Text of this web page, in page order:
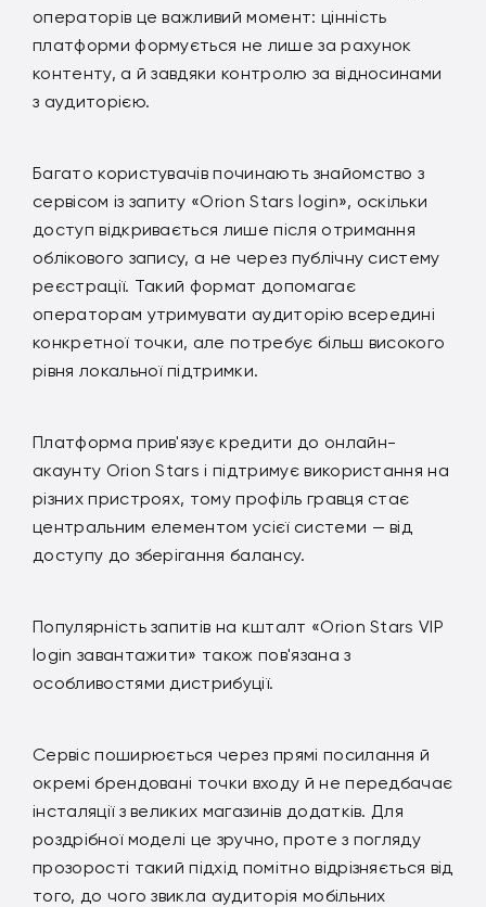
операторів це важливий момент: цінність
платформи формується не лише за рахунок
контенту, а й завдяки контролю за відносинами
з аудиторією.
Багато користувачів починають знайомство з
сервісом із запиту «Orion Stars login», оскільки
доступ відкривається лише після отримання
облікового запису, а не через публічну систему
реєстрації. Такий формат допомагає
операторам утримувати аудиторію всередині
конкретної точки, але потребує більш високого
рівня локальної підтримки.
Платформа прив'язує кредити до онлайн-
акаунту Orion Stars і підтримує використання на
різних пристроях, тому профіль гравця стає
центральним елементом усієї системи — від
доступу до зберігання балансу.
Популярність запитів на кшталт «Orion Stars VIP
login завантажити» також пов'язана з
особливостями дистрибуції.
Сервіс поширюється через прямі посилання й
окремі брендовані точки входу й не передбачає
інсталяції з великих магазинів додатків. Для
роздрібної моделі це зручно, проте з погляду
прозорості такий підхід помітно відрізняється від
того, до чого звикла аудиторія мобільних